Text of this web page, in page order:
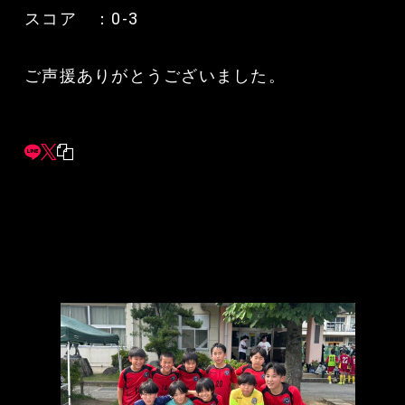
スコア ：0-3
ご声援ありがとうございました。